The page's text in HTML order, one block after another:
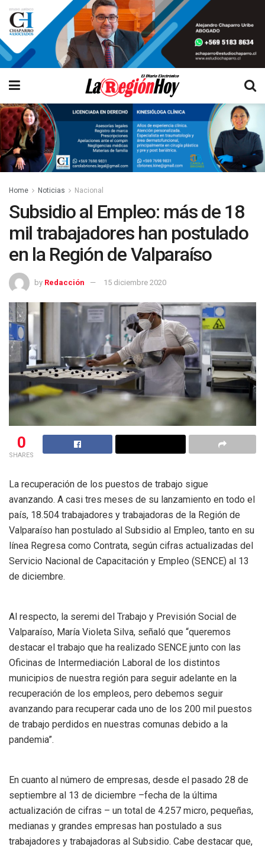
Home Noticias Nacional
Subsidio al Empleo: más de 18
mil trabajadores han postulado
en la Región de Valparaíso
by Redacción 15 diciembre 2020
0
SHARES
La recuperación de los puestos de trabajo sigue
avanzando. A casi tres meses de su lanzamiento en todo el
país, 18.504 trabajadores y trabajadoras de la Región de
Valparaíso han postulado al Subsidio al Empleo, tanto en su
línea Regresa como Contrata, según cifras actualizadas del
Servicio Nacional de Capacitación y Empleo (SENCE) al 13
de diciembre.
Al respecto, la seremi del Trabajo y Previsión Social de
Valparaíso, María Violeta Silva, señaló que “queremos
destacar el trabajo que ha realizado SENCE junto con las
Oficinas de Intermediación Laboral de los distintos
municipios de nuestra región para seguir adelante en la
recuperación de los empleos, pero debemos seguir
avanzando para recuperar cada uno de los 200 mil puestos
de trabajo perdidos en nuestras comunas debido a la
pandemia”.
En cuanto al número de empresas, desde el pasado 28 de
septiembre al 13 de diciembre –fecha de la última
actualización de cifras – un total de 4.257 micro, pequeñas,
medianas y grandes empresas han postulado a sus
trabajadores y trabajadoras al Subsidio. Cabe destacar que,